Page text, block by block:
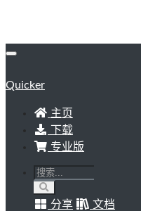
Quicker
主页
下载
专业版
分享
文档